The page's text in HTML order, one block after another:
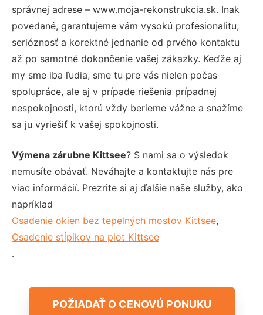
správnej adrese – www.moja-rekonstrukcia.sk. Inak
povedané, garantujeme vám vysokú profesionalitu,
serióznosť a korektné jednanie od prvého kontaktu
až po samotné dokončenie vašej zákazky. Keďže aj
my sme iba ľudia, sme tu pre vás nielen počas
spolupráce, ale aj v prípade riešenia prípadnej
nespokojnosti, ktorú vždy berieme vážne a snažíme
sa ju vyriešiť k vašej spokojnosti.
Výmena zárubne Kittsee? S nami sa o výsledok
nemusíte obávať. Neváhajte a kontaktujte nás pre
viac informácií. Prezrite si aj ďalšie naše služby, ako
napríklad
Osadenie okien bez tepelných mostov Kittsee,
Osadenie stĺpikov na plot Kittsee
.
POŽIADAŤ O CENOVÚ PONUKU